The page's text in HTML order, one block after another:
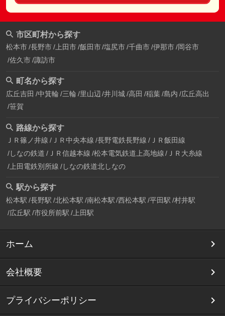
市区町村から探す
松本市 長野市 上田市 飯田市 塩尻市 千曲市 伊那市 岡谷市
佐久市 諏訪市
町名から探す
広丘吉田 中箕輪 三輪 里山辺 井川城 高田 稲葉 島内 広丘高出
笹賀
路線から探す
ＪＲ篠ノ井線 ＪＲ中央本線 長野電鉄長野線 ＪＲ飯田線
しなの鉄道 ＪＲ信越本線 松本電気鉄道上高地線
ＪＲ大糸線
上田電鉄別所線 しなの鉄道北しなの
駅から探す
松本駅 長野駅 北松本駅 南松本駅 西松本駅 平田駅 村井駅
広丘駅 市役所前駅 上田駅
ホーム
会社概要
プライバシーポリシー